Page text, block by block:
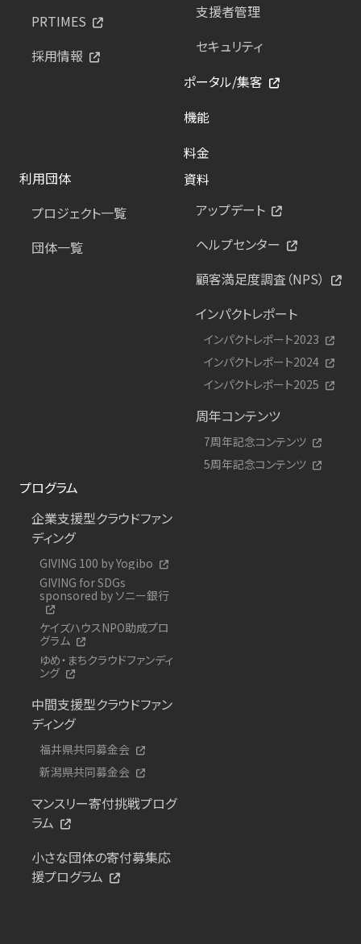
PRTIMES
採用情報
支援者管理
セキュリティ
ポータル/集客
機能
料金
利用団体
プロジェクト一覧
団体一覧
資料
アップデート
ヘルプセンター
顧客満足度調査（NPS）
インパクトレポート
インパクトレポート2023
インパクトレポート2024
インパクトレポート2025
周年コンテンツ
7周年記念コンテンツ
5周年記念コンテンツ
プログラム
企業支援型クラウドファン
ディング
GIVING 100 by Yogibo
GIVING for SDGs
sponsored by ソニー銀行
ケイズハウスNPO助成プロ
グラム
ゆめ・まちクラウドファンディ
ング
中間支援型クラウドファン
ディング
福井県共同募金会
新潟県共同募金会
マンスリー寄付挑戦プログ
ラム
小さな団体の寄付募集応
援プログラム